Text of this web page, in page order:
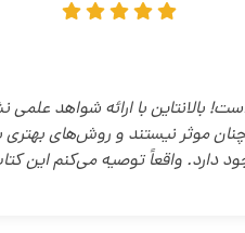
بالانتاین با ارائه شواهد علمی
موثر نیستند و روش‌های بهتری
دارد. واقعاً توصیه می‌کنم این